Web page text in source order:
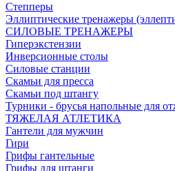
Степперы
Эллиптические тренажеры
СИЛОВЫЕ ТРЕНАЖЕРЫ
Гиперэкстензии
Инверсионные столы
Силовые станции
Скамьи для пресса
Скамьи под штангу
Турники - брусья напольные для
ТЯЖЕЛАЯ АТЛЕТИКА
Гантели для мужчин
Гири
Грифы гантельные
Грифы для штанги